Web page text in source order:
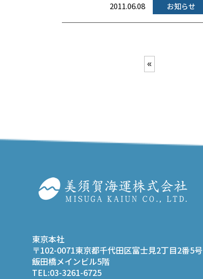
2011.06.08 お知らせ
«
東京本社
〒102-0071東京都千代田区富士見2丁目2番5号
飯田橋メインビル5階
TEL:03-3261-6725